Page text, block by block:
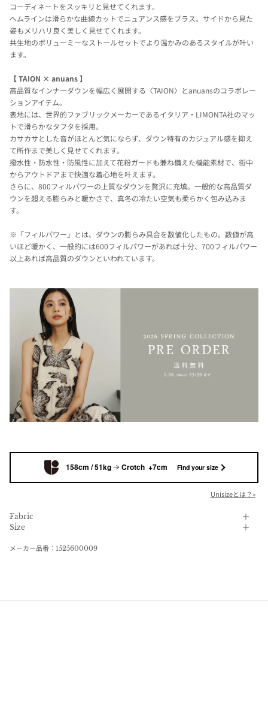
コーディネートをスッキリと見せてくれます。
ヘムラインは滑らかな曲線カットでニュアンス感をプラス。サイドから見た
姿もメリハリ良く美しく見せてくれます。
共生地のボリューミーなストールセットでより温かみのあるスタイルが叶い
ます。
【 TAION × anuans 】
高品質なインナーダウンを幅広く展開する〈TAION〉とanuansのコラボレー
ションアイテム。
表地には、世界的ファブリックメーカーであるイタリア・LIMONTA社のマッ
トで滑らかなタフタを採用。
カサカサとした音がほとんど気にならず、ダウン特有のカジュアル感を抑え
て所作まで美しく見せてくれます。
撥水性・防水性・防風性に加えて花粉ガードも兼ね備えた機能素材で、街中
からアウトドアまで快適な着心地を叶えます。
さらに、800フィルパワーの上質なダウンを贅沢に充填。一般的な高品質ダ
ウンを超える膨らみと暖かさで、真冬の冷たい空気も柔らかく包み込みま
す。
※「フィルパワー」とは、ダウンの膨らみ具合を数値化したもの。数値が高
いほど暖かく、一般的には600フィルパワーがあれば十分、700フィルパワー
以上あれば高品質のダウンといわれています。
158cm / 51kg Crotch +7cm Find your size
Unisizeとは？»
Fabric
Size
メーカー品番：1525600009